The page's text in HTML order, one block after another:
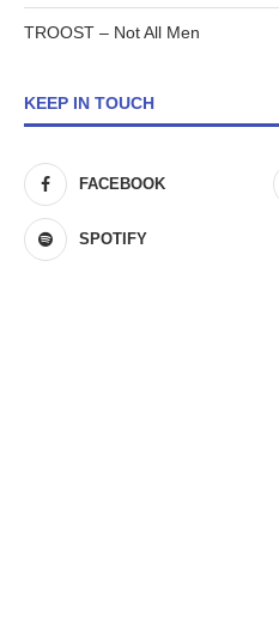
TROOST – Not All Men
KEEP IN TOUCH
FACEBOOK
SPOTIFY